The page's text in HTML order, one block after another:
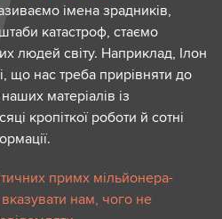
імена зрадників,
катастроф, стаємо
людей світу. Наприклад, Ілон
що нас треба прирівняти до
матеріалів із
кропіткої роботи й сотні
примх мільйонера-
нам, чого не